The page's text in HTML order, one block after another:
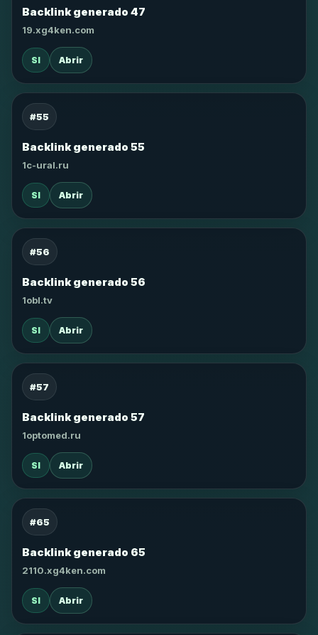
Backlink generado 47
19.xg4ken.com
SI Abrir
#55
Backlink generado 55
1c-ural.ru
SI Abrir
#56
Backlink generado 56
1obl.tv
SI Abrir
#57
Backlink generado 57
1optomed.ru
SI Abrir
#65
Backlink generado 65
2110.xg4ken.com
SI Abrir